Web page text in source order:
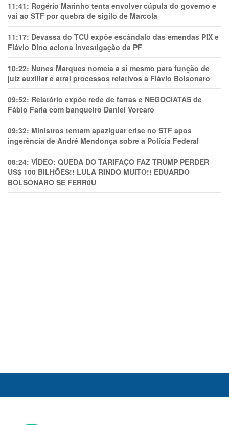
11:41: Rogério Marinho tenta envolver cúpula do governo e
vai ao STF por quebra de sigilo de Marcola
11:17: Devassa do TCU expõe escândalo das emendas PIX e
Flávio Dino aciona investigação da PF
10:22: Nunes Marques nomeia a si mesmo para função de
juiz auxiliar e atrai processos relativos a Flávio Bolsonaro
09:52: Relatório expõe rede de farras e NEGOCIATAS de
Fábio Faria com banqueiro Daniel Vorcaro
09:32: Ministros tentam apaziguar crise no STF apos
ingerência de André Mendonça sobre a Polícia Federal
08:24: VÍDEO: QUEDA DO TARIFAÇO FAZ TRUMP PERDER
US$ 100 BILHÕES!! LULA RINDO MUITO!! EDUARDO
BOLSONARO SE FERR0U